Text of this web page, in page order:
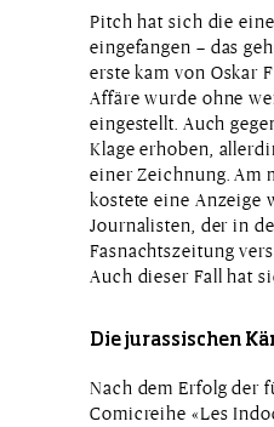
Pitch hat sich die
eingefangen – das
erste kam von Oskar
Affäre wurde ohne
eingestellt. Auch
Klage erhoben,
einer Zeichnung. Am
kostete eine Anzeige
Journalisten, der in
Fasnachtszeitung
Auch dieser Fall hat
Die jurassischen
Nach dem Erfolg der
Comicreihe «Les